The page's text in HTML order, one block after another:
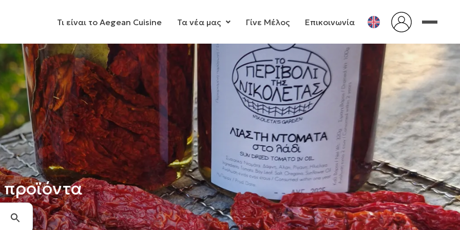
Τι είναι το Aegean Cuisine Τα νέα μας Γίνε Μέλος Επικοινωνία